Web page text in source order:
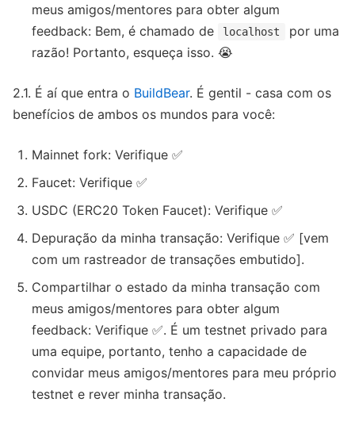
meus amigos/mentores para obter algum
feedback: Bem, é chamado de
localhost
por uma
razão! Portanto, esqueça isso. 😭
2.1. É aí que entra o BuildBear. É gentil - casa com os
benefícios de ambos os mundos para você:
Mainnet fork: Verifique ✅
Faucet: Verifique ✅
USDC (ERC20 Token Faucet): Verifique ✅
Depuração da minha transação: Verifique ✅ [vem
com um rastreador de transações embutido].
Compartilhar o estado da minha transação com
meus amigos/mentores para obter algum
feedback: Verifique ✅. É um testnet privado para
uma equipe, portanto, tenho a capacidade de
convidar meus amigos/mentores para meu próprio
testnet e rever minha transação.